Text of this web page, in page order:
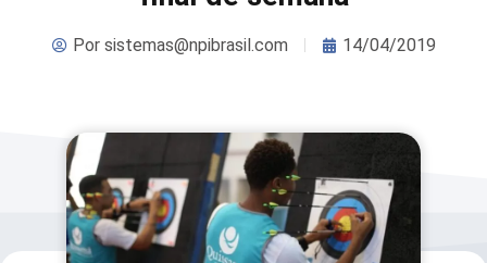
Porsistemas@npibrasil.com 14/04/2019